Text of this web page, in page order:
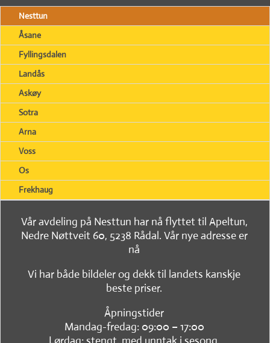
Nesttun
Åsane
Fyllingsdalen
Landås
Askøy
Sotra
Arna
Voss
Os
Frekhaug
Vår avdeling på Nesttun har nå flyttet til Apeltun,
Nedre Nøttveit 60, 5238 Rådal. Vår nye adresse er
nå
Vi har både bildeler og dekk til landets kanskje
beste priser.
Åpningstider
Mandag-fredag: 09:00 – 17:00